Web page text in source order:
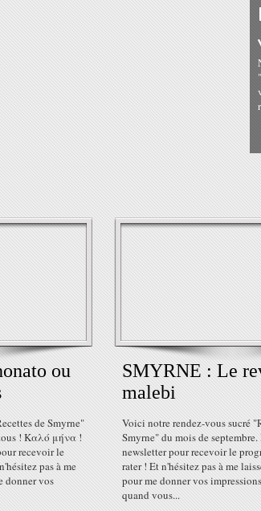
ou
de Smyrne"
! Καλό μήνα !
recevoir le
pas à me
donner vos
SMYRNE : Le
malebi
Voici notre rendez-vous sucré
Smyrne" du mois de
newsletter pour recevoir le
rater ! Et n'hésitez pas à me
pour me donner vos
quand vous...